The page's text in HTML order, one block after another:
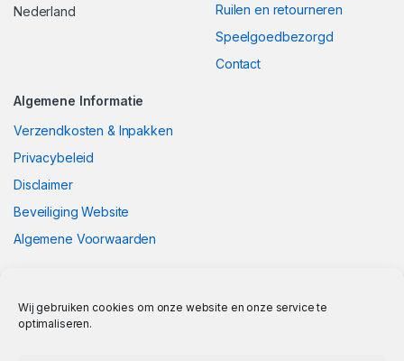
Wij gebruiken cookies om onze website en onze service te
optimaliseren.
Nederland
Ruilen en retourneren
Speelgoedbezorgd
Contact
Algemene Informatie
Verzendkosten & Inpakken
Privacybeleid
Disclaimer
Beveiliging Website
Algemene Voorwaarden